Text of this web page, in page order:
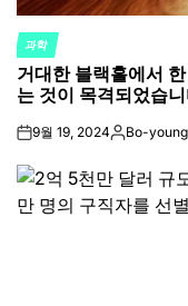
POSTED
IN
과학
거대한 블랙홀에서
는 것이 목격되었습
on9월 19, 2024Posted
Bo-